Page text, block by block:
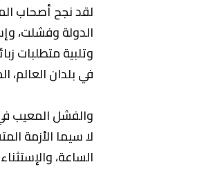
لقد نجح أصحاب
الدولة وفشلت،
وتلبية متطلبات
في بلدان العالم،
والفشل المعيب
لا سيما الأزمة
الساعة،